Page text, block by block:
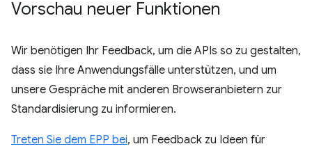
Vorschau neuer Funktionen
Wir benötigen Ihr Feedback, um die APIs so zu gestalten,
dass sie Ihre Anwendungsfälle unterstützen, und um
unsere Gespräche mit anderen Browseranbietern zur
Standardisierung zu informieren.
Treten Sie dem EPP bei, um Feedback zu Ideen für